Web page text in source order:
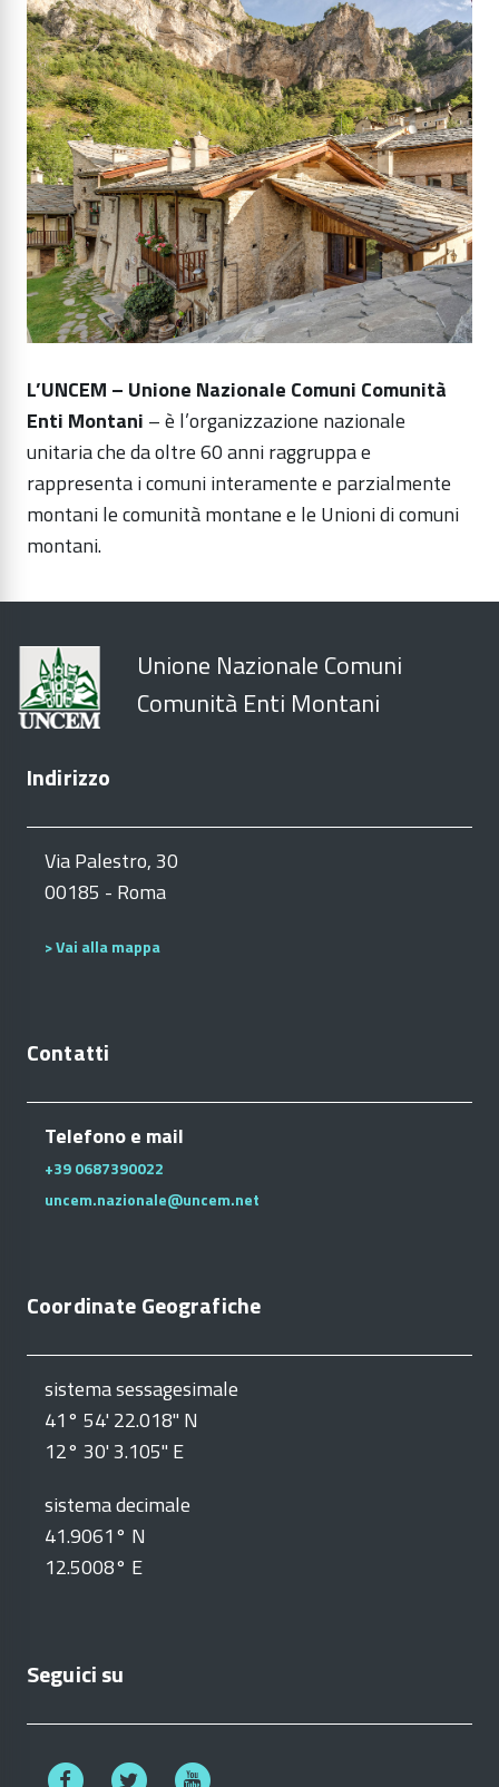
L’UNCEM – Unione Nazionale Comuni Comunità
Enti Montani – è l’organizzazione nazionale
unitaria che da oltre 60 anni raggruppa e
rappresenta i comuni interamente e parzialmente
montani le comunità montane e le Unioni di comuni
montani.
Unione Nazionale Comuni
Comunità Enti Montani
Indirizzo
Via Palestro, 30
00185 - Roma
> Vai alla mappa
Contatti
Telefono e mail
+39 0687390022
uncem.nazionale@uncem.net
Coordinate Geografiche
sistema sessagesimale
41° 54' 22.018" N
12° 30' 3.105" E
sistema decimale
41.9061° N
12.5008° E
Seguici su